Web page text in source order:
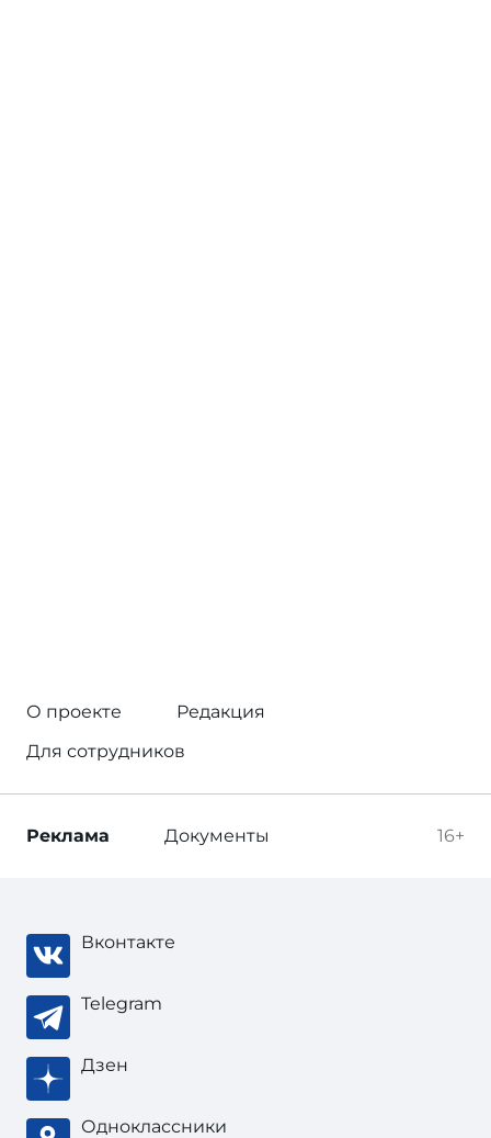
О проекте
Редакция
Для сотрудников
16+
Реклама Документы
Вконтакте
Telegram
Дзен
Одноклассники